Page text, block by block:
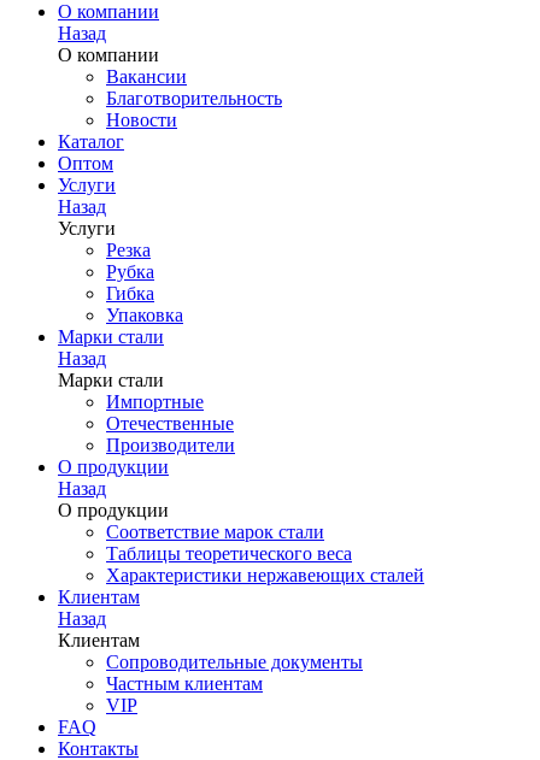
О компании
Назад
О компании
Вакансии
Благотворительность
Новости
Каталог
Оптом
Услуги
Назад
Услуги
Резка
Рубка
Гибка
Упаковка
Марки стали
Назад
Марки стали
Импортные
Отечественные
Производители
О продукции
Назад
О продукции
Соответствие марок стали
Таблицы теоретического веса
Характеристики нержавеющих сталей
Клиентам
Назад
Клиентам
Сопроводительные документы
Частным клиентам
VIP
FAQ
Контакты